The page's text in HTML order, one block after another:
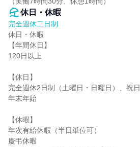
休日・休暇
完全週休二日制
休日・休暇
【年間休日】
120日以上
【休日】
完全週休2日制（土曜日・日曜日）、祝日
年末年始
【休暇】
年次有給休暇（半日単位可）
慶弔休暇